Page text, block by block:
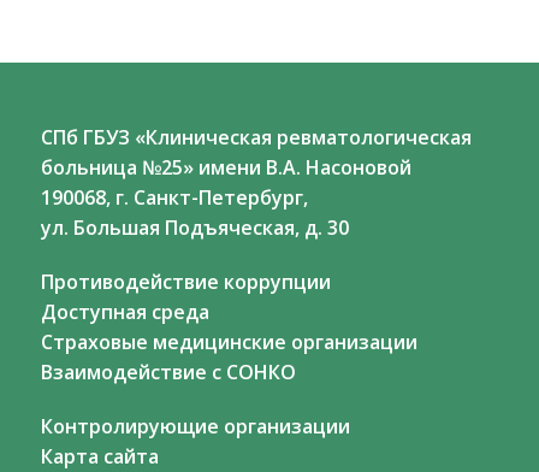
СПб ГБУЗ «Клиническая ревматологическая
больница №25» имени В.А. Насоновой
190068, г. Санкт-Петербург,
ул. Большая Подъяческая, д. 30
Противодействие коррупции
Доступная среда
Страховые медицинские организации
Взаимодействие с СОНКО
Контролирующие организации
Карта сайта